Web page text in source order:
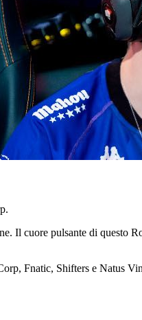
Il cuore pulsante di questo
Fnatic, Shifters e Natus